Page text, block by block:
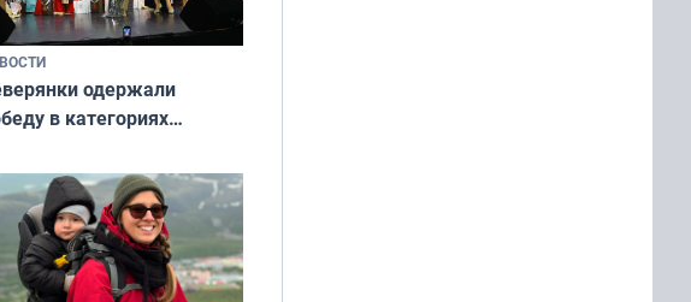
одержали
в категориях
и Миссис Великая